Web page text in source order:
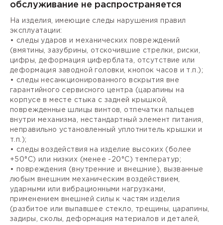
обслуживание не распространяется
На изделия, имеющие следы нарушения правил
эксплуатации:
• следы ударов и механических повреждений
(вмятины, зазубрины, отскочившие стрелки, риски,
цифры, деформация циферблата, отсутствие или
деформация заводной головки, кнопок часов и т.п.);
• следы несанкционированного вскрытия вне
гарантийного сервисного центра (царапины на
корпусе в месте стыка с задней крышкой,
поврежденные шлицы винтов, отпечатки пальцев
внутри механизма, нестандартный элемент питания,
неправильно установленный уплотнитель крышки и
т.п.);
• следы воздействия на изделие высоких (более
+50°С) или низких (менее -20°С) температур;
• повреждения (внутренние и внешние), вызванные
любым внешним механическим воздействием,
ударными или вибрационными нагрузками,
применением внешней силы к частям изделия
(разбитое или выпавшее стекло, трещины, царапины,
задиры, сколы, деформация материалов и деталей,